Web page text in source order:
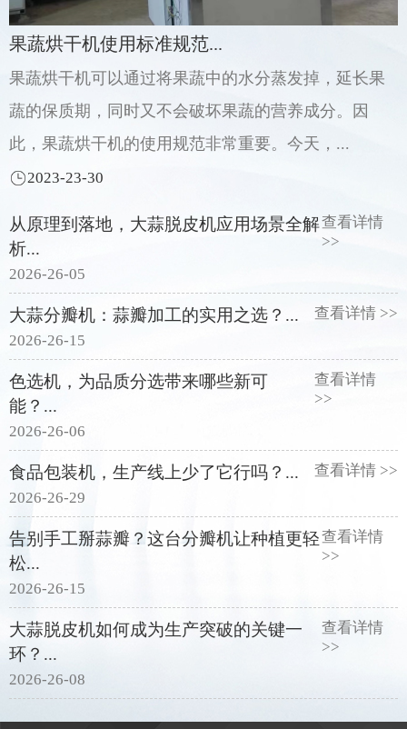
果蔬烘干机使用标准规范...
果蔬烘干机可以通过将果蔬中的水分蒸发掉，延长果
蔬的保质期，同时又不会破坏果蔬的营养成分。因
此，果蔬烘干机的使用规范非常重要。今天，...
2023-23-30
从原理到落地，大蒜脱皮机应用场景全解
析...
查看详情
>>
2026-26-05
大蒜分瓣机：蒜瓣加工的实用之选？...
查看详情 >>
2026-26-15
色选机，为品质分选带来哪些新可
能？...
查看详情
>>
2026-26-06
食品包装机，生产线上少了它行吗？...
查看详情 >>
2026-26-29
告别手工掰蒜瓣？这台分瓣机让种植更轻
松...
查看详情
>>
2026-26-15
大蒜脱皮机如何成为生产突破的关键一
环？...
查看详情
>>
2026-26-08